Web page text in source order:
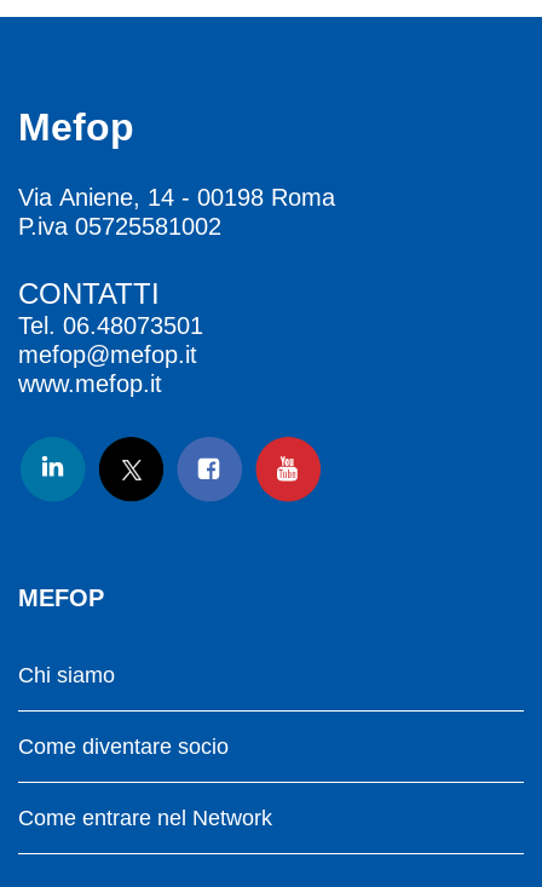
Mefop
Via Aniene, 14 - 00198 Roma
P.iva 05725581002
CONTATTI
Tel. 06.48073501
mefop@mefop.it
www.mefop.it
MEFOP
Chi siamo
Come diventare socio
Come entrare nel Network